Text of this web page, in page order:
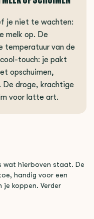
je niet te wachten:
melk op. De
temperatuur van de
touch: je pakt
opschuimen,
De droge, krachtige
voor latte art.
wat hierboven staat. De
handig voor een
koppen. Verder